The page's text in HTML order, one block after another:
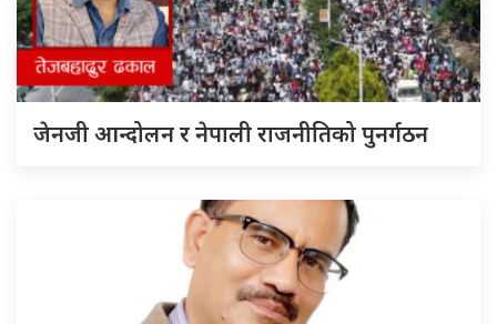
जेनजी आन्दोलन र नेपाली राजनीतिको पुनर्गठन